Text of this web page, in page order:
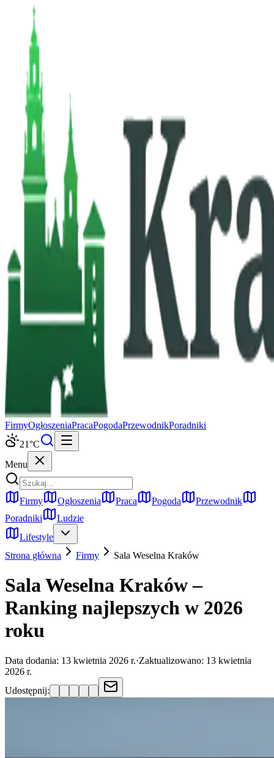
FirmyOgłoszeniaPracaPogodaPrzewodnikPoradniki
21°C
Menu
Firmy Ogłoszenia Praca Pogoda
Przewodnik
Poradniki
Ludzie
Lifestyle
Strona główna
Firmy Sala Weselna Kraków
Sala Weselna Kraków –
Ranking najlepszych w 2026
roku
Data dodania: 13 kwietnia 2026 r.·Zaktualizowano: 13 kwietnia
2026 r.
Udostępnij: